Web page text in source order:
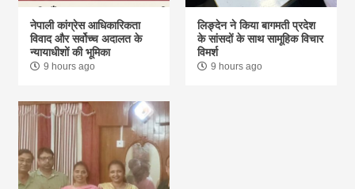
नेपाली कांग्रेस आधिकारिकता
विवाद और सर्वोच्च अदालत के
न्यायाधीशों की भूमिका
9 hours ago
लिङ्देन ने किया बागमती प्रदेश
के सांसदों के साथ सामूहिक विचार
विमर्श
9 hours ago